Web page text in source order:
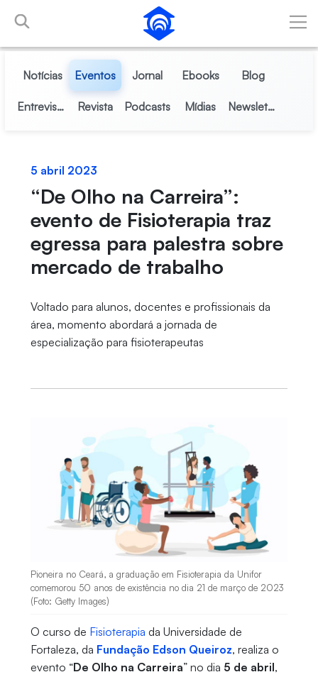
Pular para o Conteúdo principal
Notícias Eventos Jornal Ebooks Blog
Entrevistas Revista Podcasts Mídias Newsletter
5 abril 2023
“De Olho na Carreira”:
evento de Fisioterapia traz
egressa para palestra sobre
mercado de trabalho
Voltado para alunos, docentes e profissionais da
área, momento abordará a jornada de
especialização para fisioterapeutas
Pioneira no Ceará, a graduação em Fisioterapia da Unifor
comemorou 50 anos de existência no dia 21 de março de 2023
(Foto: Getty Images)
O curso de Fisioterapia da Universidade de
Fortaleza, da Fundação Edson Queiroz, realiza o
evento “De Olho na Carreira” no dia 5 de abril,